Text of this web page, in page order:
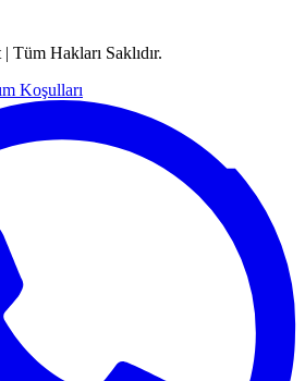
Tüm Hakları Saklıdır.
Koşulları